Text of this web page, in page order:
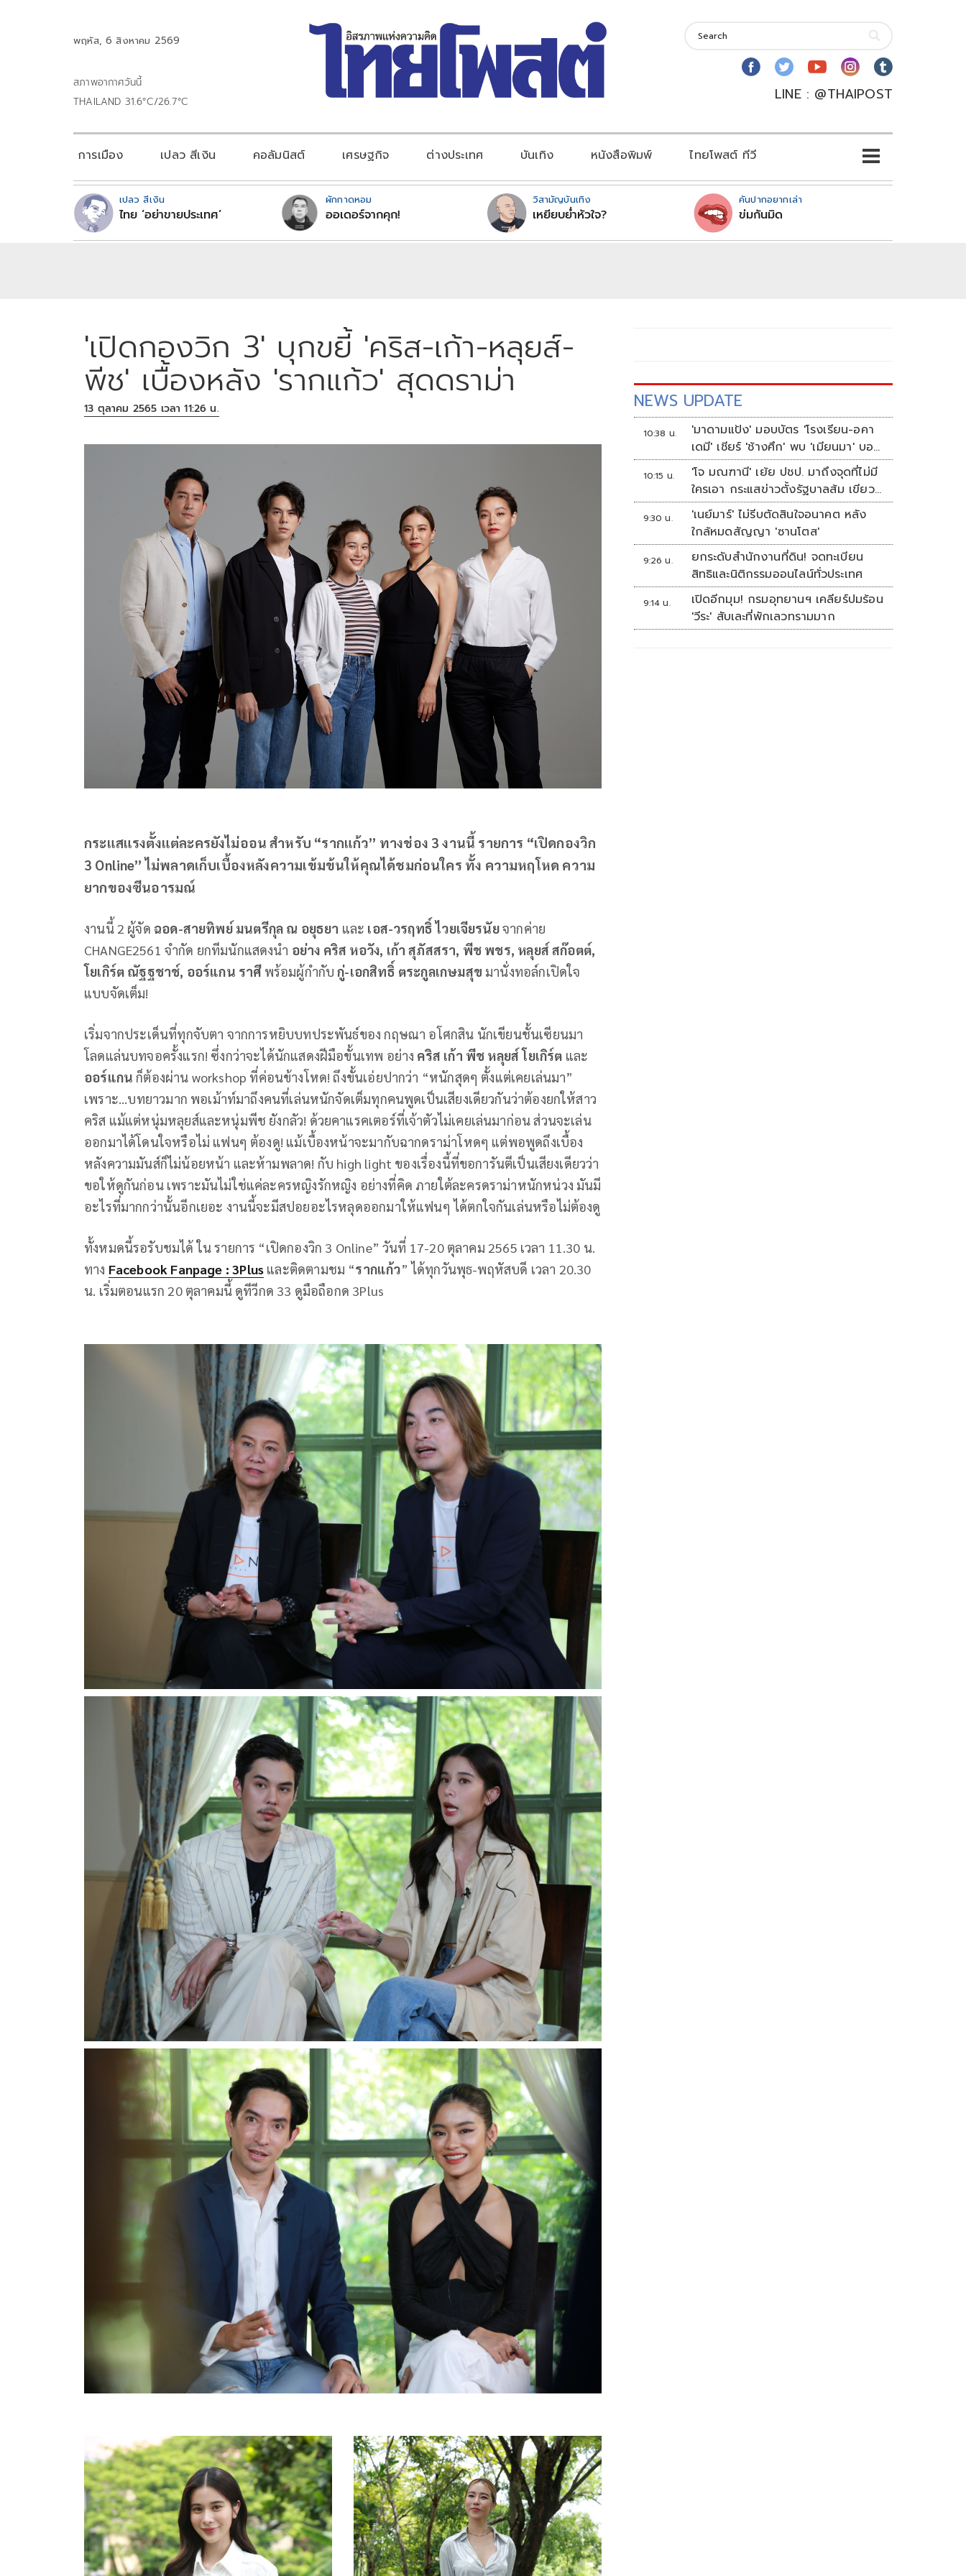
พฤหัส, 6 สิงหาคม 2569
สภาพอากาศวันนี้
THAILAND 31.6°C/26.7°C
LINE : @THAIPOST
การเมือง เปลว สีเงิน คอลัมนิสต์ เศรษฐกิจ ต่างประเทศ บันเทิง หนังสือพิมพ์ ไทยโพสต์ ทีวี
เปลว สีเงิน
ไทย ‘อย่าขายประเทศ’
ผักกาดหอม
ออเดอร์จากคุก!
วิสามัญบันเทิง
เหยียบย่ำหัวใจ?
คันปากอยากเล่า
ข่มกันมิด
'เปิดกองวิก 3' บุกขยี้ 'คริส-เก้า-หลุยส์-
พีช' เบื้องหลัง 'รากแก้ว' สุดดราม่า
13 ตุลาคม 2565 เวลา 11:26 น.
กระแสแรงตั้งแต่ละครยังไม่ออน สำหรับ “รากแก้ว” ทางช่อง 3 งานนี้ รายการ “เปิดกองวิก
3 Online” ไม่พลาดเก็บเบื้องหลังความเข้มข้นให้คุณได้ชมก่อนใคร ทั้ง ความหฤโหด ความ
ยากของซีนอารมณ์
งานนี้ 2 ผู้จัด ฉอด-สายทิพย์ มนตรีกุล ณ อยุธยา และ เอส-วรฤทธิ์ ไวยเจียรนัยจากค่าย
CHANGE2561 จำกัด ยกทีมนักแสดงนำ อย่าง คริส หอวัง, เก้า สุภัสสรา, พีช พชร, หลุยส์ สก๊อตต์,
โยเกิร์ต ณัฐฐชาช์, ออร์แกน ราศีพร้อมผู้กำกับกู่-เอกสิทธิ์ ตระกูลเกษมสุข มานั่งทอล์กเปิดใจ
แบบจัดเต็ม!
เริ่มจากประเด็นที่ทุกจับตา จากการหยิบบทประพันธ์ของ กฤษณา อโศกสิน นักเขียนชั้นเซียนมา
โลดแล่นบทจอครั้งแรก! ซึ่งกว่าจะได้นักแสดงฝีมือขั้นเทพ อย่าง คริส เก้า พีช หลุยส์ โยเกิร์ต และ
ออร์แกน ก็ต้องผ่าน workshop ที่ค่อนข้างโหด! ถึงขั้นเอ่ยปากว่า “หนักสุดๆ ตั้งแต่เคยเล่นมา”
เพราะ...บทยาวมาก พอเม้าท์มาถึงคนที่เล่นหนักจัดเต็มทุกคนพูดเป็นเสียงเดียวกันว่าต้องยกให้สาว
คริส แม้แต่หนุ่มหลุยส์และหนุ่มพีช ยังกลัว! ด้วยคาแรคเตอร์ที่เจ้าตัวไม่เคยเล่นมาก่อน ส่วนจะเล่น
ออกมาได้โดนใจหรือไม่ แฟนๆ ต้องดู! แม้เบื้องหน้าจะมากับฉากดราม่าโหดๆ แต่พอพูดถึงเบื้อง
หลังความมันส์ก็ไม่น้อยหน้า และห้ามพลาด! กับ high light ของเรื่องนี้ที่ขอการันตีเป็นเสียงเดียวว่า
ขอให้ดูกันก่อน เพราะมันไม่ใช่แค่ละครหญิงรักหญิง อย่างที่คิด ภายใต้ละครดราม่าหนักหน่วง มันมี
อะไรที่มากกว่านั้นอีกเยอะ งานนี้จะมีสปอยอะไรหลุดออกมาให้แฟนๆ ได้ตกใจกันเล่นหรือไม่ต้องดู
ทั้งหมดนี้รอรับชมได้ ใน รายการ “เปิดกองวิก 3 Online” วันที่ 17-20 ตุลาคม 2565 เวลา 11.30 น.
ทาง Facebook Fanpage : 3Plus และติดตามชม “รากแก้ว” ได้ทุกวันพุธ-พฤหัสบดี เวลา 20.30
น. เริ่มตอนแรก 20 ตุลาคมนี้ ดูทีวีกด 33 ดูมือถือกด 3Plus
NEWS UPDATE
10:38 น.
'มาดามแป้ง' มอบบัตร 'โรงเรียน-อคา
เดมี' เชียร์ 'ช้างศึก' พบ 'เมียนมา' บอล
อาเซียน
10:15 น.
'โจ มณฑานี' เย้ย ปชป. มาถึงจุดที่ไม่มี
ใครเอา กระแสข่าวตั้งรัฐบาลส้ม เขียว
แดง ก็ยังไม่มีฟ้าเลย
9:30 น.
'เนย์มาร์' ไม่รีบตัดสินใจอนาคต หลัง
ใกล้หมดสัญญา 'ซานโตส'
9:26 น.
ยกระดับสำนักงานที่ดิน! จดทะเบียน
สิทธิและนิติกรรมออนไลน์ทั่วประเทศ
9:14 น.
เปิดอีกมุม! กรมอุทยานฯ เคลียร์ปมร้อน
'วีระ' สับเละที่พักเลวทรามมาก